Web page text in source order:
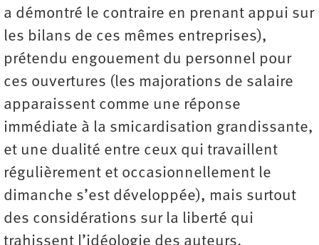
a démontré le contraire en prenant appui sur
les bilans de ces mêmes entreprises),
prétendu engouement du personnel pour
ces ouvertures (les majorations de salaire
apparaissent comme une réponse
immédiate à la smicardisation grandissante,
et une dualité entre ceux qui travaillent
régulièrement et occasionnellement le
dimanche s’est développée), mais surtout
des considérations sur la liberté qui
trahissent l’idéologie des auteurs.